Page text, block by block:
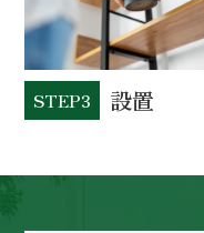
STEP3 設置